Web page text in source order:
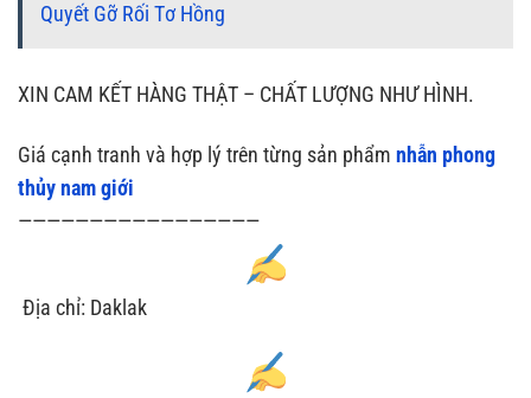
Quyết Gỡ Rối Tơ Hồng
XIN CAM KẾT HÀNG THẬT – CHẤT LƯỢNG NHƯ HÌNH.
Giá cạnh tranh và hợp lý trên từng sản phẩm nhẫn phong
thủy nam giới
—————————————————
Địa chỉ: Daklak